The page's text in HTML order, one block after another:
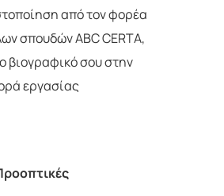
από τον φορέα
σπουδών ABC CERTA,
βιογραφικό σου στην
εργασίας